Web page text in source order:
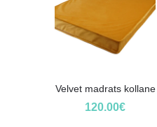
Velvet madrats kollane
120.00€